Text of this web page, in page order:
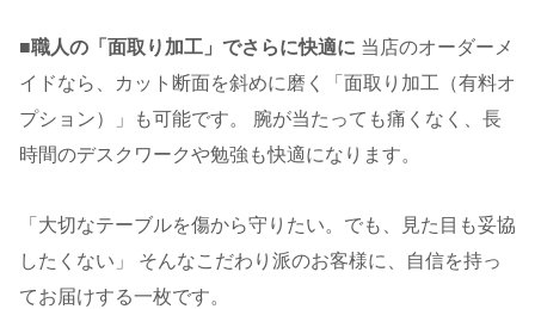
■職人の「面取り加工」でさらに快適に 当店のオーダーメ
イドなら、カット断面を斜めに磨く「面取り加工（有料オ
プション）」も可能です。 腕が当たっても痛くなく、長
時間のデスクワークや勉強も快適になります。
「大切なテーブルを傷から守りたい。でも、見た目も妥協
したくない」 そんなこだわり派のお客様に、自信を持っ
てお届けする一枚です。